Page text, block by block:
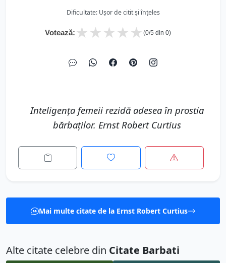
Dificultate: Ușor de citit și înțeles
Votează: ★
★
★
★
★ (0/5 din 0)
Inteligenţa femeii rezidă adesea în prostia
bărbaţilor. Ernst Robert Curtius
Mai multe citate de la Ernst Robert Curtius
Alte citate celebre din Citate Barbati